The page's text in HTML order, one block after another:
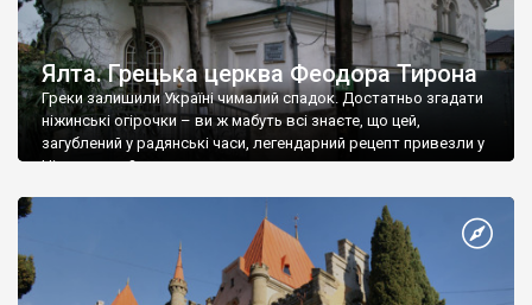
Ялта. Грецька церква Феодора Тирона
Греки залишили Україні чималий спадок. Достатньо згадати
ніжинські огірочки – ви ж мабуть всі знаєте, що цей,
загублений у радянські часи, легендарний рецепт привезли у
Ніжин греки?